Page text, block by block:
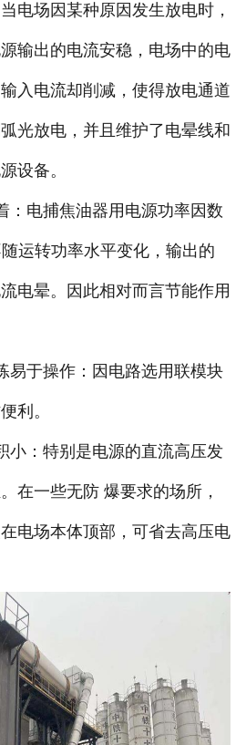
电场因某种原因发生放电时，
输出的电流安稳，电场中的电
入电流却削减，使得放电通道
光放电，并且维护了电晕线和
设备。
：电捕焦油器用电源功率因数
运转功率水平变化，输出的
电晕。因此相对而言节能作用
易于操作：因电路选用联模块
利。
小：特别是电源的直流高压发
在一些无防 爆要求的场所，
电场本体顶部，可省去高压电